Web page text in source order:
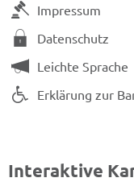
Impressum
Datenschutz
Leichte Sprache
Erklärung zur
Interaktive